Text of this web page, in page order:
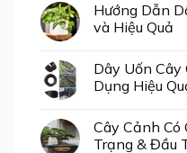
Hướng Dẫn
và Hiệu Quả
Dây Uốn Cây
Dụng Hiệu
Cây Cảnh Có
Trạng & Đầu